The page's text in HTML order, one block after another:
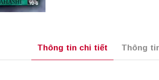
Thông tin chi tiết Thông